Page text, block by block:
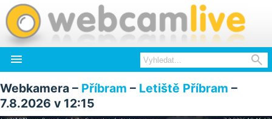
 
Webkamera – Příbram – Letiště Příbram –
7.8.2026 v 12:15